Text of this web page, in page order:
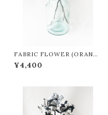
FABRIC FLOWER (ORANG
E DOT)
¥4,400